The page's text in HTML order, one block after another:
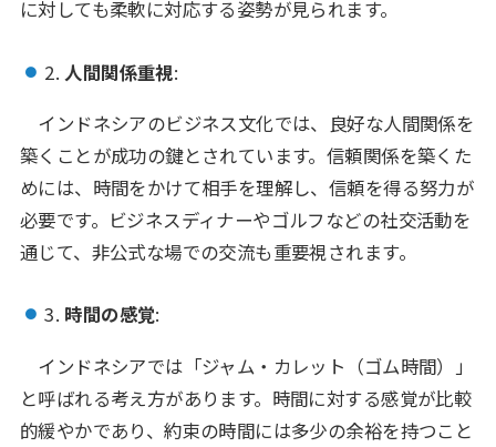
に対しても柔軟に対応する姿勢が見られます。
2. 人間関係重視:
インドネシアのビジネス文化では、良好な人間関係を
築くことが成功の鍵とされています。信頼関係を築くた
めには、時間をかけて相手を理解し、信頼を得る努力が
必要です。ビジネスディナーやゴルフなどの社交活動を
通じて、非公式な場での交流も重要視されます。
3. 時間の感覚:
インドネシアでは「ジャム・カレット（ゴム時間）」
と呼ばれる考え方があります。時間に対する感覚が比較
的緩やかであり、約束の時間には多少の余裕を持つこと